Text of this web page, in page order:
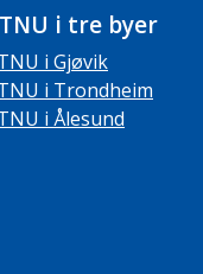
i tre byer
i Gjøvik
i Trondheim
i Ålesund